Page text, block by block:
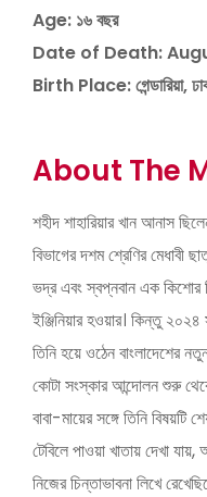
Age: ১৬ বছর
Date of Death:
Birth Place: গেন্ডারিয়া,
About The
শহীদ শাহারিয়ার খান আনাস
বিভাগের দশম শ্রেণির মেধাবী
ভদ্র এবং স্বপ্নবান এক
ইঞ্জিনিয়ার হওয়ার। কিন্তু
তিনি হয়ে ওঠেন বাংলাদেশের
কোটা সংস্কার আন্দোলন শুরু
বাবা-মায়ের সঙ্গে তিনি
টেবিলে পাওয়া খাতায় দেখা
নিজের চিন্তাভাবনা লিখে